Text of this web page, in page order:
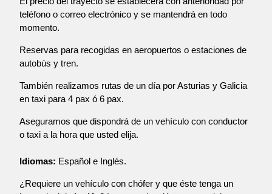
teléfono o correo electrónico y se mantendrá en todo
momento.
Reservas para recogidas en aeropuertos o estaciones de
autobús y tren.
También realizamos rutas de un día por Asturias y Galicia
en taxi para 4 pax ó 6 pax.
Aseguramos que dispondrá de un vehículo con conductor
o taxi a la hora que usted elija.
Idiomas: Español e Inglés.
¿Requiere un vehículo con chófer y que éste tenga un